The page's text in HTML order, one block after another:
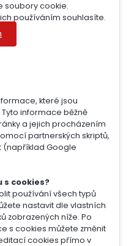
soubory cookie.
používáním souhlasíte.
které jsou
informace běžně
a jejich procházením
partnerských skriptů,
(například Google
s cookies?
používání všech typů
nastavit dle vlastních
zobrazených níže. Po
s cookies můžete změnit
cookies přímo v